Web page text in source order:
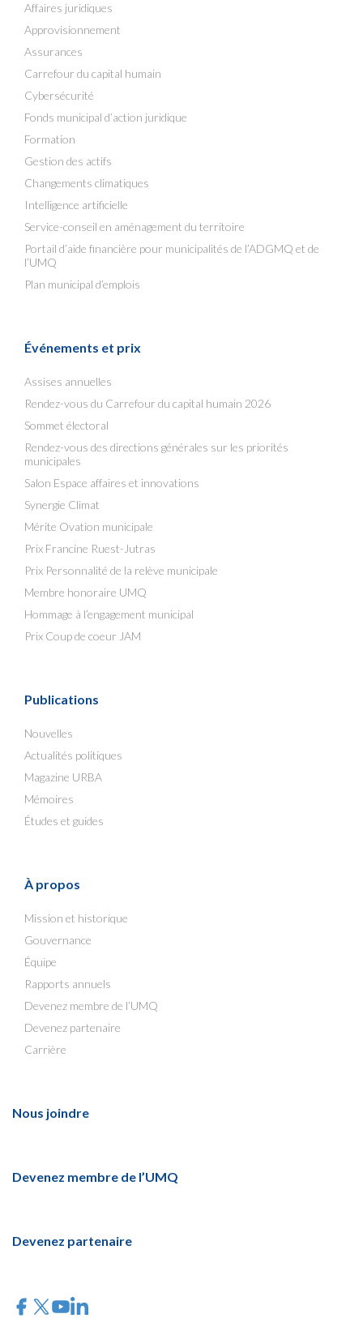
Affaires juridiques
Approvisionnement
Assurances
Carrefour du capital humain
Cybersécurité
Fonds municipal d’action juridique
Formation
Gestion des actifs
Changements climatiques
Intelligence artificielle
Service-conseil en aménagement du territoire
Portail d’aide financière pour municipalités de l’ADGMQ et de
l’UMQ
Plan municipal d’emplois
Événements et prix
Assises annuelles
Rendez-vous du Carrefour du capital humain 2026
Sommet électoral
Rendez-vous des directions générales sur les priorités
municipales
Salon Espace affaires et innovations
Synergie Climat
Mérite Ovation municipale
Prix Francine Ruest-Jutras
Prix Personnalité de la relève municipale
Membre honoraire UMQ
Hommage à l’engagement municipal
Prix Coup de coeur JAM
Publications
Nouvelles
Actualités politiques
Magazine URBA
Mémoires
Études et guides
À propos
Mission et historique
Gouvernance
Équipe
Rapports annuels
Devenez membre de l’UMQ
Devenez partenaire
Carrière
Nous joindre
Devenez membre de l’UMQ
Devenez partenaire